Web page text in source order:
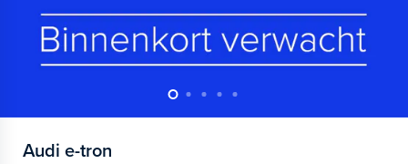
Audi e-tron